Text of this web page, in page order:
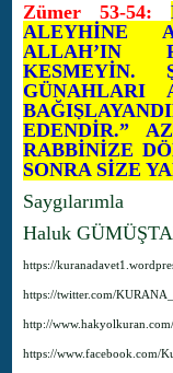
Zümer 53-54:
ALEYHİNE
ALLAH’IN
KESMEYİN.
GÜNAHLARI
EDENDİR.”
RABBİNİZE
SONRA SİZE
Saygılarımla
Haluk
https://
https://twitter.com/
http://www.hakyolkuran.com/
https://www.facebook.com/